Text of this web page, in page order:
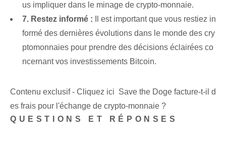
us impliquer dans le minage de crypto-monnaie.
7. Restez informé : Il est important que vous restiez in
formé des dernières évolutions dans le monde des cry
ptomonnaies pour prendre des décisions éclairées co
ncernant vos investissements Bitcoin.
Contenu exclusif - Cliquez ici Save the Doge facture-t-il d
es frais pour l'échange de crypto-monnaie ?
QUESTIONS ET RÉPONSES